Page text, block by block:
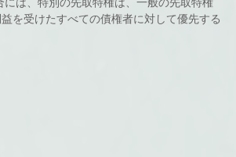
を受けたすべての債権者に対して優先する